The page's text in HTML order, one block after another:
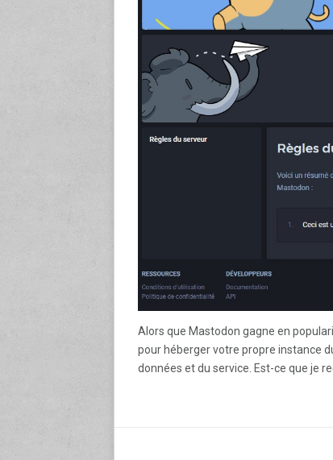
Alors que Mastodon gagne en
pour héberger votre propre instance
données et du service. Est-ce que je